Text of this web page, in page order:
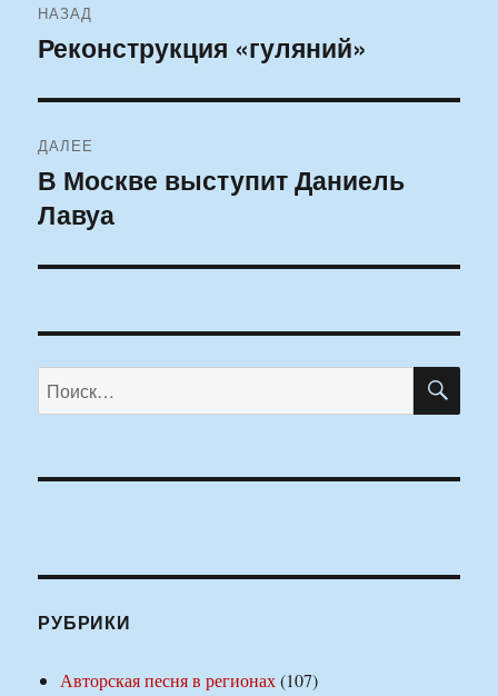
по
НАЗАД
Предыдущая
Реконструкция «гуляний»
ДАЛЕЕ
Следующая
запись:
В Москве выступит Даниель
Лавуа
Искать:
РУБРИКИ
Авторская песня в регионах(107)